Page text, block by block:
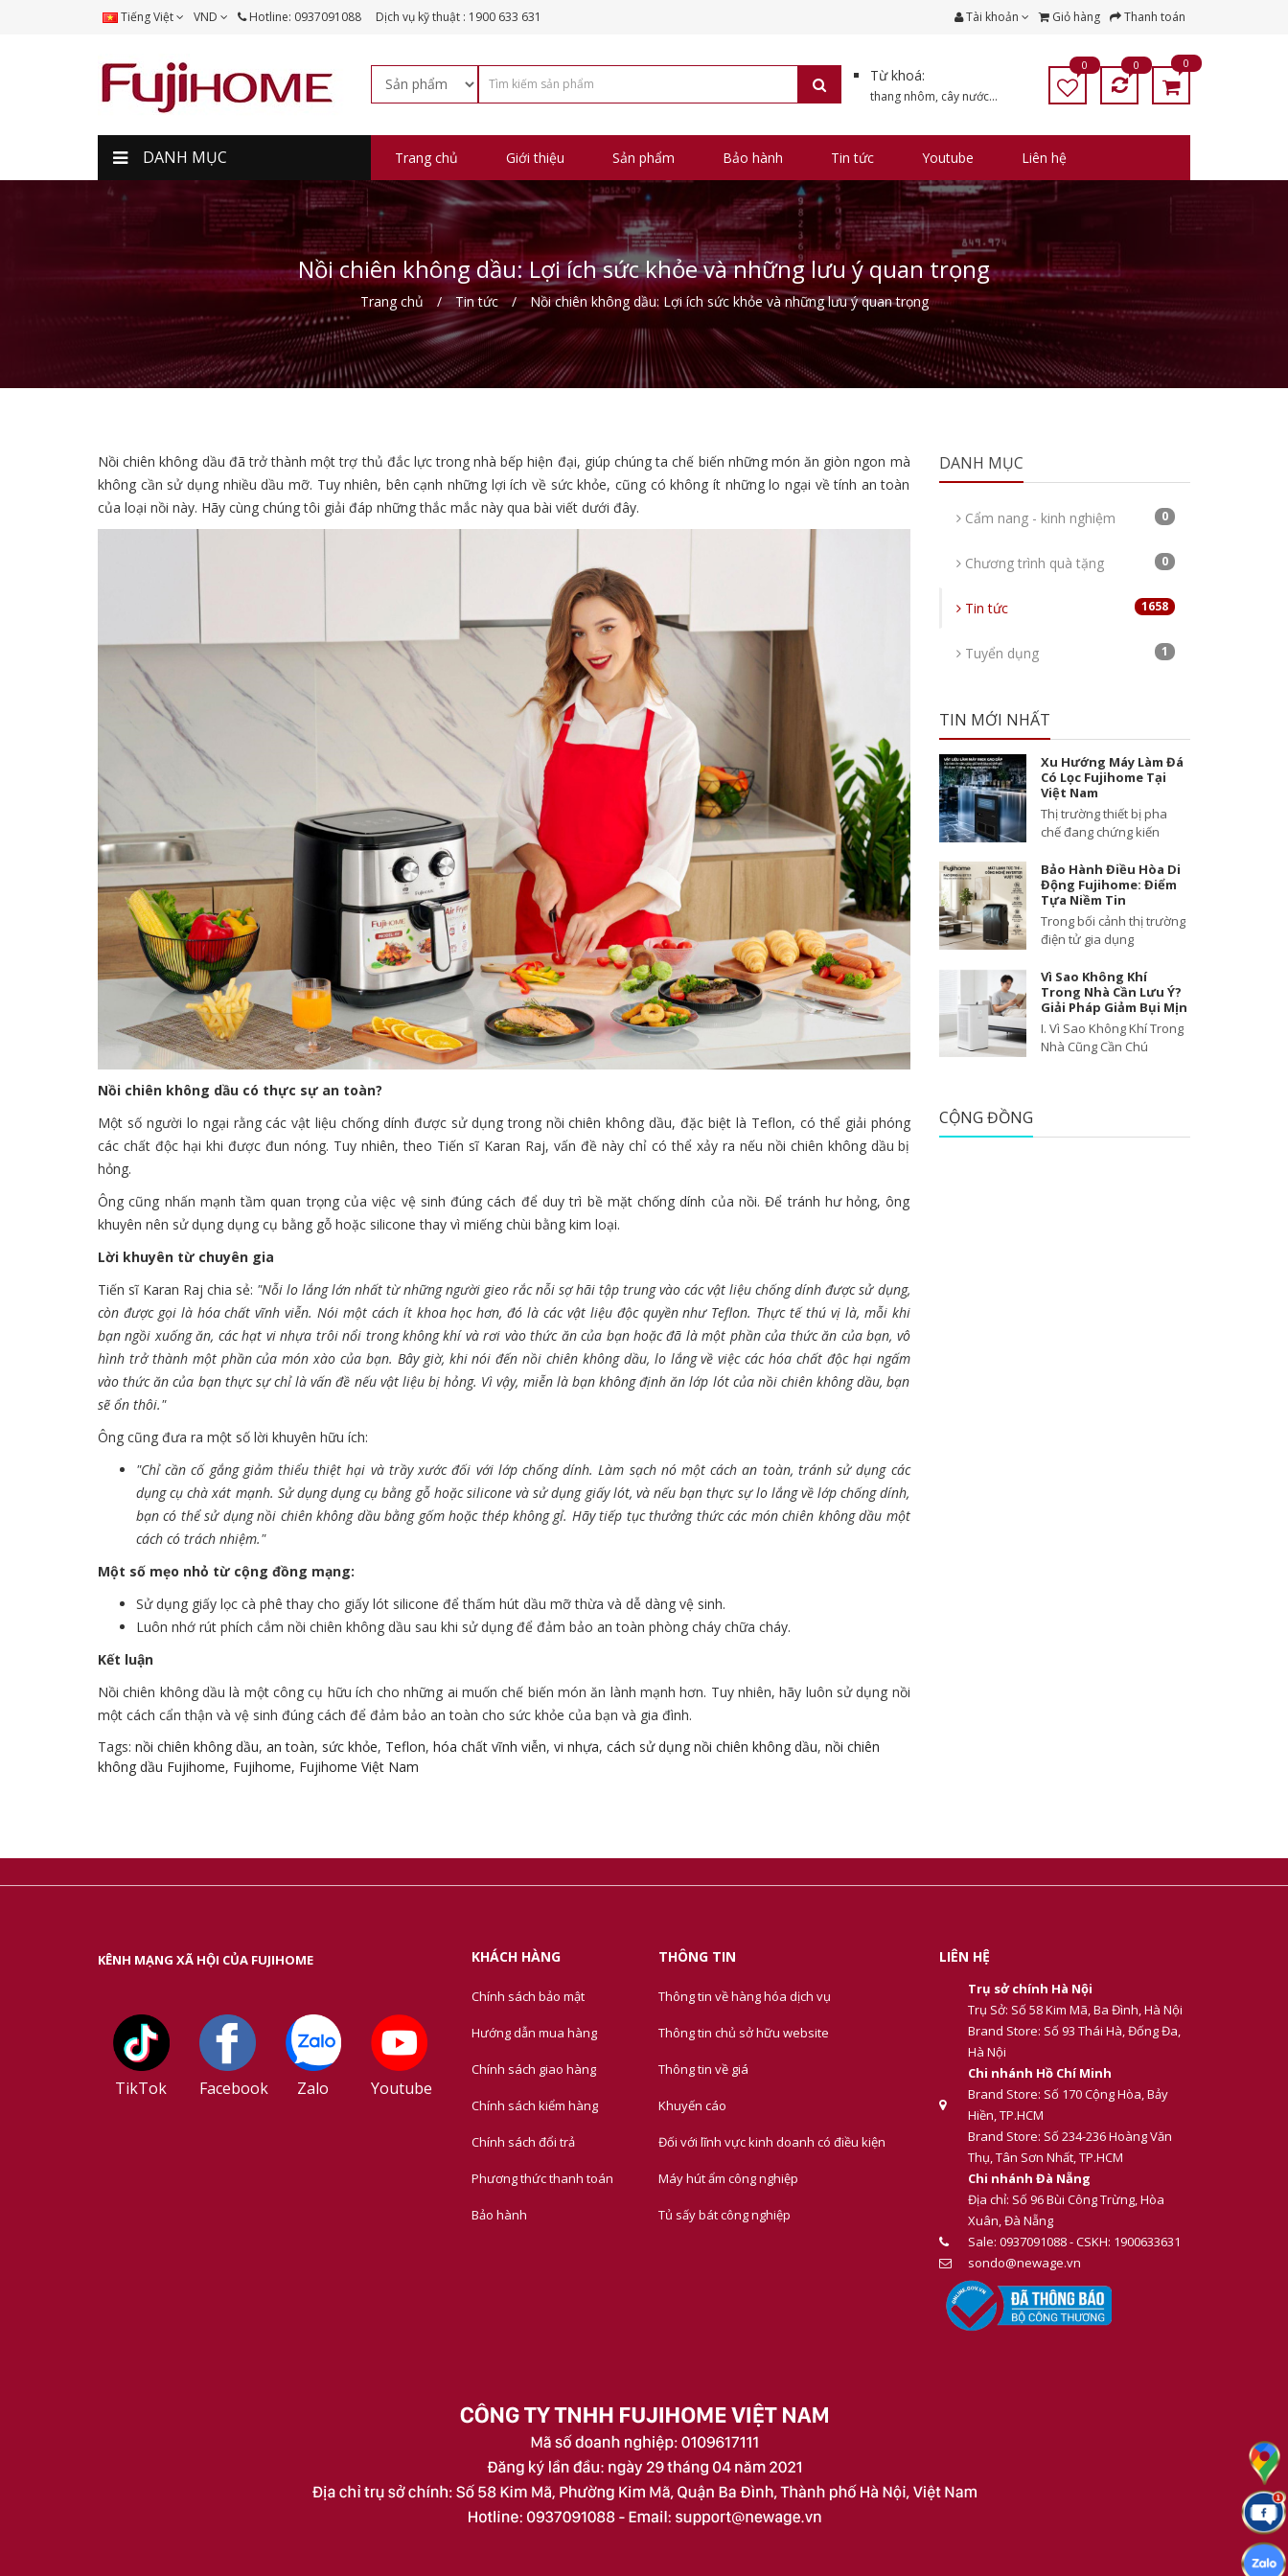
Tiếng Việt VND Hotline: 0937091088 Dịch vụ kỹ thuật : 1900 633 631 Tài khoản Giỏ hàng Thanh toán
Từ khoá:
thang nhôm, cây nước...
0 0 0
DANH MỤC Trang chủ Giới thiệu Sản phẩm Bảo hành Tin tức Youtube Liên hệ
Nồi chiên không dầu: Lợi ích sức khỏe và những lưu ý quan trọng
Trang chủ Tin tức Nồi chiên không dầu: Lợi ích sức khỏe và những lưu ý quan trọng
Nồi chiên không dầu đã trở thành một trợ thủ đắc lực trong nhà bếp hiện đại, giúp chúng ta chế biến những món ăn giòn ngon mà
không cần sử dụng nhiều dầu mỡ. Tuy nhiên, bên cạnh những lợi ích về sức khỏe, cũng có không ít những lo ngại về tính an toàn
của loại nồi này. Hãy cùng chúng tôi giải đáp những thắc mắc này qua bài viết dưới đây.
Nồi chiên không dầu có thực sự an toàn?
Một số người lo ngại rằng các vật liệu chống dính được sử dụng trong nồi chiên không dầu, đặc biệt là Teflon, có thể giải phóng
các chất độc hại khi được đun nóng. Tuy nhiên, theo Tiến sĩ Karan Raj, vấn đề này chỉ có thể xảy ra nếu nồi chiên không dầu bị
hỏng.
Ông cũng nhấn mạnh tầm quan trọng của việc vệ sinh đúng cách để duy trì bề mặt chống dính của nồi. Để tránh hư hỏng, ông
khuyên nên sử dụng dụng cụ bằng gỗ hoặc silicone thay vì miếng chùi bằng kim loại.
Lời khuyên từ chuyên gia
Tiến sĩ Karan Raj chia sẻ: "Nỗi lo lắng lớn nhất từ những người gieo rắc nỗi sợ hãi tập trung vào các vật liệu chống dính được sử dụng,
còn được gọi là hóa chất vĩnh viễn. Nói một cách ít khoa học hơn, đó là các vật liệu độc quyền như Teflon. Thực tế thú vị là, mỗi khi
bạn ngồi xuống ăn, các hạt vi nhựa trôi nổi trong không khí và rơi vào thức ăn của bạn hoặc đã là một phần của thức ăn của bạn, vô
hình trở thành một phần của món xào của bạn. Bây giờ, khi nói đến nồi chiên không dầu, lo lắng về việc các hóa chất độc hại ngấm
vào thức ăn của bạn thực sự chỉ là vấn đề nếu vật liệu bị hỏng. Vì vậy, miễn là bạn không định ăn lớp lót của nồi chiên không dầu, bạn
sẽ ổn thôi."
Ông cũng đưa ra một số lời khuyên hữu ích:
"Chỉ cần cố gắng giảm thiểu thiệt hại và trầy xước đối với lớp chống dính. Làm sạch nó một cách an toàn, tránh sử dụng các
dụng cụ chà xát mạnh. Sử dụng dụng cụ bằng gỗ hoặc silicone và sử dụng giấy lót, và nếu bạn thực sự lo lắng về lớp chống dính,
bạn có thể sử dụng nồi chiên không dầu bằng gốm hoặc thép không gỉ. Hãy tiếp tục thưởng thức các món chiên không dầu một
cách có trách nhiệm."
Một số mẹo nhỏ từ cộng đồng mạng:
Sử dụng giấy lọc cà phê thay cho giấy lót silicone để thấm hút dầu mỡ thừa và dễ dàng vệ sinh.
Luôn nhớ rút phích cắm nồi chiên không dầu sau khi sử dụng để đảm bảo an toàn phòng cháy chữa cháy.
Kết luận
Nồi chiên không dầu là một công cụ hữu ích cho những ai muốn chế biến món ăn lành mạnh hơn. Tuy nhiên, hãy luôn sử dụng nồi
một cách cẩn thận và vệ sinh đúng cách để đảm bảo an toàn cho sức khỏe của bạn và gia đình.
Tags: nồi chiên không dầu, an toàn, sức khỏe, Teflon, hóa chất vĩnh viễn, vi nhựa, cách sử dụng nồi chiên không dầu, nồi chiên
không dầu Fujihome, Fujihome, Fujihome Việt Nam
DANH MỤC
Cẩm nang - kinh nghiệm 0
Chương trình quà tặng 0
Tin tức 1658
Tuyển dụng 1
TIN MỚI NHẤT
Xu Hướng Máy Làm Đá
Có Lọc Fujihome Tại
Việt Nam
Thị trường thiết bị pha
chế đang chứng kiến
Bảo Hành Điều Hòa Di
Động Fujihome: Điểm
Tựa Niềm Tin
Trong bối cảnh thị trường
điện tử gia dụng
Vì Sao Không Khí
Trong Nhà Cần Lưu Ý?
Giải Pháp Giảm Bụi Mịn
I. Vì Sao Không Khí Trong
Nhà Cũng Cần Chú
CỘNG ĐỒNG
KÊNH MẠNG XÃ HỘI CỦA FUJIHOME
TikTok Facebook Zalo Youtube
KHÁCH HÀNG
Chính sách bảo mật
Hướng dẫn mua hàng
Chính sách giao hàng
Chính sách kiểm hàng
Chính sách đổi trả
Phương thức thanh toán
Bảo hành
THÔNG TIN
Thông tin về hàng hóa dịch vụ
Thông tin chủ sở hữu website
Thông tin về giá
Khuyến cáo
Đối với lĩnh vực kinh doanh có điều kiện
Máy hút ẩm công nghiệp
Tủ sấy bát công nghiệp
LIÊN HỆ
Trụ sở chính Hà Nội
Trụ Sở: Số 58 Kim Mã, Ba Đình, Hà Nội
Brand Store: Số 93 Thái Hà, Đống Đa,
Hà Nội
Chi nhánh Hồ Chí Minh
Brand Store: Số 170 Cộng Hòa, Bảy
Hiền, TP.HCM
Brand Store: Số 234-236 Hoàng Văn
Thụ, Tân Sơn Nhất, TP.HCM
Chi nhánh Đà Nẵng
Địa chỉ: Số 96 Bùi Công Trừng, Hòa
Xuân, Đà Nẵng
Sale: 0937091088 - CSKH: 1900633631
sondo@newage.vn